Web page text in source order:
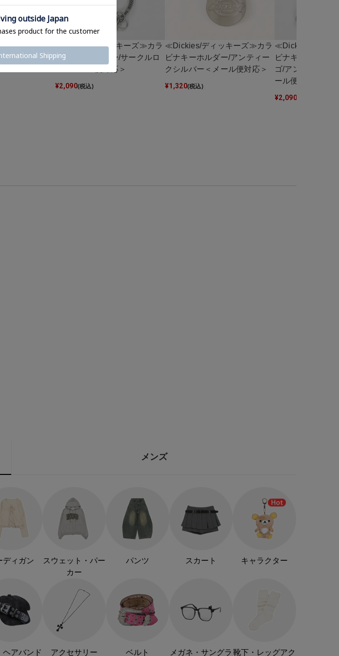
キーズ≫ロゴ
ルダー＜メー
≪Dickies/ディッキーズ≫カラ
ビナキーホルダー/サークルロ
ゴ＜メール便対応＞
¥2,090(税込)
≪Dickies/ディッキーズ≫カラ
ビナキーホルダー/アンティー
クシルバー＜メール便対応＞
¥1,320(税込)
≪Dickies/ディッ
ビナキーホルダ
ゴ/アンティーク
ール便対応＞
¥2,090
メンズ
ディガン
スウェット・パー
カー
パンツ スカート キャラクター
ヘアバンド アクセサリー ベルト メガネ・サングラ 靴下・レッグアク